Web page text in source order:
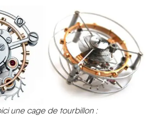
une cage de tourbillon :